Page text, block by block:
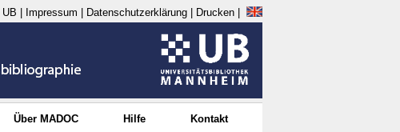
Impressum Datenschutzerklärung Drucken
Über MADOC Hilfe Kontakt